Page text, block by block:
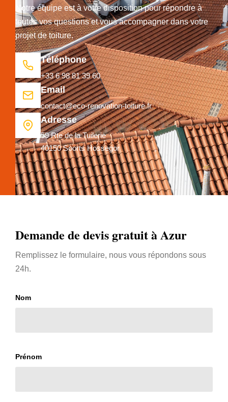
Notre équipe est à votre disposition pour répondre à
toutes vos questions et vous accompagner dans votre
projet de toiture.
Téléphone
+33 6 98 81 39 60
Email
contact@eco-renovation-toiture.fr
Adresse
59 Rte de la Tuilerie
40150 Soorts Hossegor
Demande de devis gratuit à Azur
Remplissez le formulaire, nous vous répondons sous
24h.
Nom
Prénom